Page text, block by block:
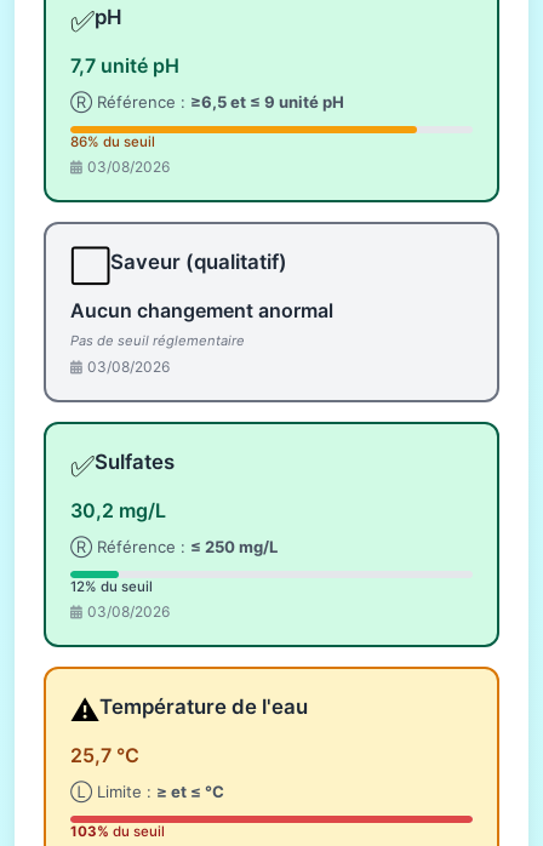
✅pH
7,7 unité pH
Ⓡ Référence : ≥6,5 et ≤ 9 unité pH
86% du seuil
03/08/2026
Saveur (qualitatif)
Aucun changement anormal
Pas de seuil réglementaire
03/08/2026
✅Sulfates
30,2 mg/L
Ⓡ Référence : ≤ 250 mg/L
12% du seuil
03/08/2026
⚠️Température de l'eau
25,7 °C
Ⓛ Limite : ≥ et ≤ °C
103% du seuil